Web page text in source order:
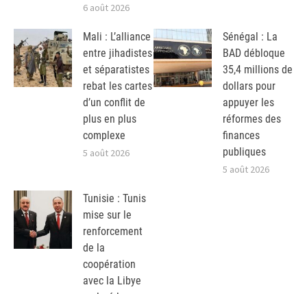
6 août 2026
Mali : L’alliance
entre jihadistes
et séparatistes
rebat les cartes
d’un conflit de
plus en plus
complexe
5 août 2026
Sénégal : La
BAD débloque
35,4 millions de
dollars pour
appuyer les
réformes des
finances
publiques
5 août 2026
Tunisie : Tunis
mise sur le
renforcement
de la
coopération
avec la Libye